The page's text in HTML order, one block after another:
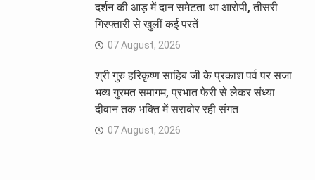
दर्शन की आड़ में दान समेटता था आरोपी, तीसरी
गिरफ्तारी से खुलीं कई परतें
07 August, 2026
श्री गुरु हरिकृष्ण साहिब जी के प्रकाश पर्व पर सजा
भव्य गुरमत समागम, प्रभात फेरी से लेकर संध्या
दीवान तक भक्ति में सराबोर रही संगत
07 August, 2026